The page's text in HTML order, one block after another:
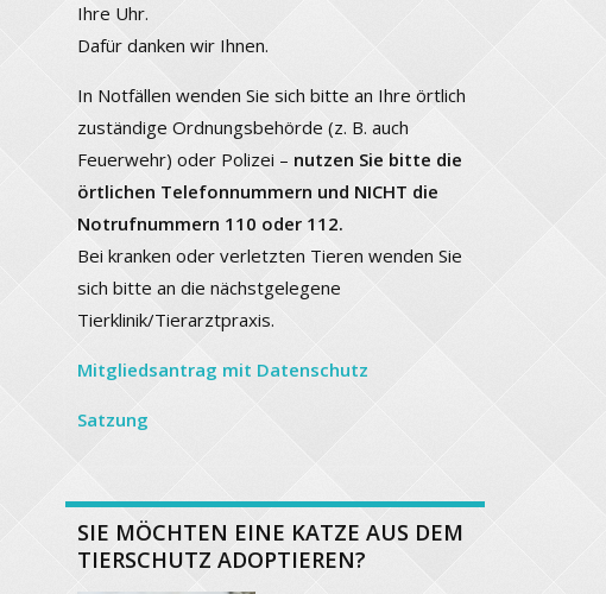
Ihre Uhr.
Dafür danken wir Ihnen.
In Notfällen wenden Sie sich bitte an Ihre örtlich
zuständige Ordnungsbehörde (z. B. auch
Feuerwehr) oder Polizei – nutzen Sie bitte die
örtlichen Telefonnummern und NICHT die
Notrufnummern 110 oder 112.
Bei kranken oder verletzten Tieren wenden Sie
sich bitte an die nächstgelegene
Tierklinik/Tierarztpraxis.
Mitgliedsantrag mit Datenschutz
Satzung
SIE MÖCHTEN EINE KATZE AUS DEM
TIERSCHUTZ ADOPTIEREN?